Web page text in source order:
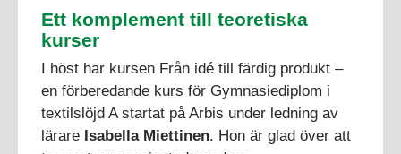
Ett komplement till teoretiska
kurser
I höst har kursen Från idé till färdig produkt –
en förberedande kurs för Gymnasiediplom i
textilslöjd A startat på Arbis under ledning av
lärare Isabella Miettinen. Hon är glad över att